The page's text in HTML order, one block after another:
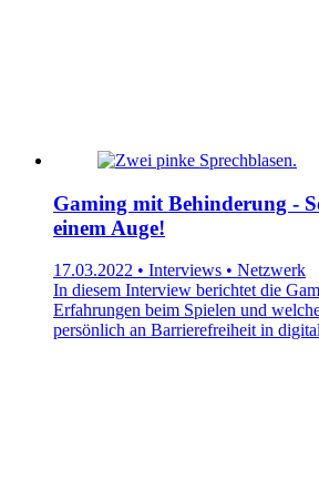
Gaming mit Behinderung -
einem Auge!
17.03.2022 • Interviews • Netzwerk
In diesem Interview berichtet die
Erfahrungen beim Spielen und
persönlich an Barrierefreiheit in